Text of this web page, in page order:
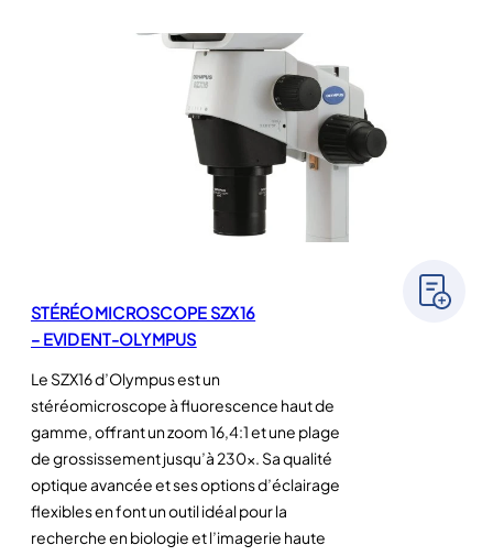
STÉRÉOMICROSCOPE SZX16
– EVIDENT-OLYMPUS
Le SZX16 d’Olympus est un
stéréomicroscope à fluorescence haut de
gamme, offrant un zoom 16,4:1 et une plage
de grossissement jusqu’à 230x. Sa qualité
optique avancée et ses options d’éclairage
flexibles en font un outil idéal pour la
recherche en biologie et l’imagerie haute